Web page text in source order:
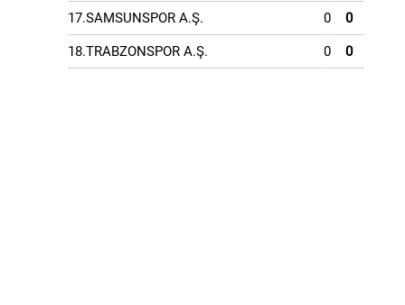
17.SAMSUNSPOR A.Ş. 0 0
18.TRABZONSPOR A.Ş. 0 0